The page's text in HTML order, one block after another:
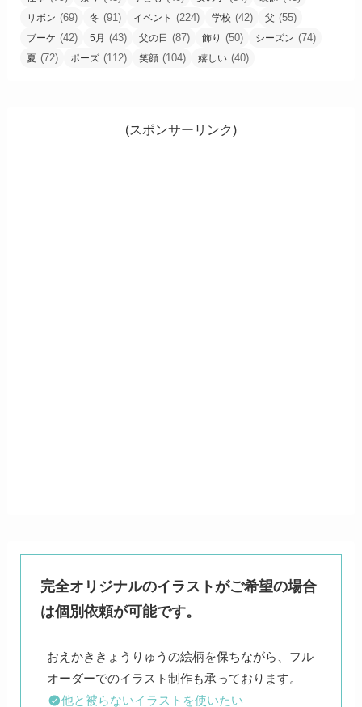
リボン (69) 冬 (91) イベント (224) 学校 (42) 父 (55)
ブーケ (42) 5月 (43) 父の日 (87) 飾り (50) シーズン (74)
夏 (72) ポーズ (112) 笑顔 (104) 嬉しい (40)
(スポンサーリンク)
完全オリジナルのイラストがご希望の場合
は個別依頼が可能です。
おえかききょうりゅうの絵柄を保ちながら、フル
他と被らないイラストを使いたい